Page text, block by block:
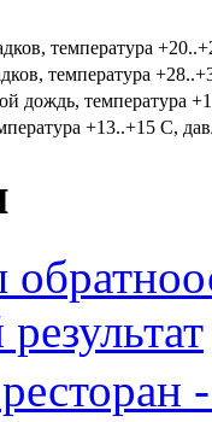
температура
температура
дождь, температура
+13..+15 С,